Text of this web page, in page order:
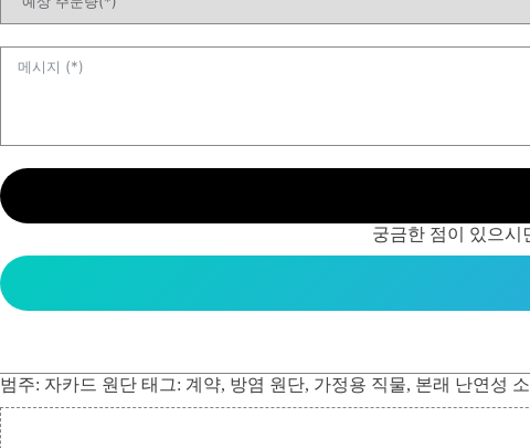
궁금한 점이 있으시
범주: 자카드 원단 태그: 계약, 방염 원단, 가정용 직물, 본래 난연성